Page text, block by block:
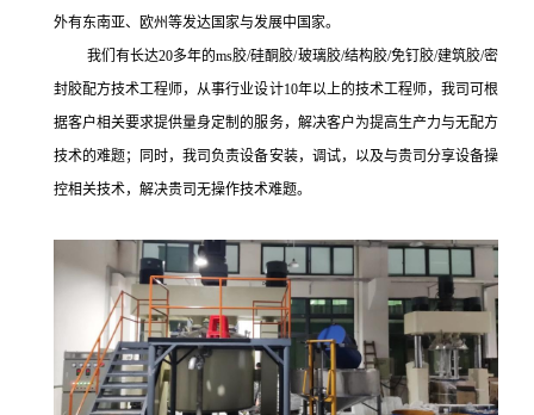
外有东南亚、欧州等发达国家与发展中国家。
我们有长达20多年的ms胶/硅酮胶/玻璃胶/结构胶/免钉胶/建筑胶/密
封胶配方技术工程师，从事行业设计10年以上的技术工程师， 我司可根
据客户相关要求提供量身定制的服务，解决客户为提高生产力与无配方
技术的难题；同时，我司负责设备安装，调试，以及与贵司分享设备操
控相关技术，解决贵司无操作技术难题。